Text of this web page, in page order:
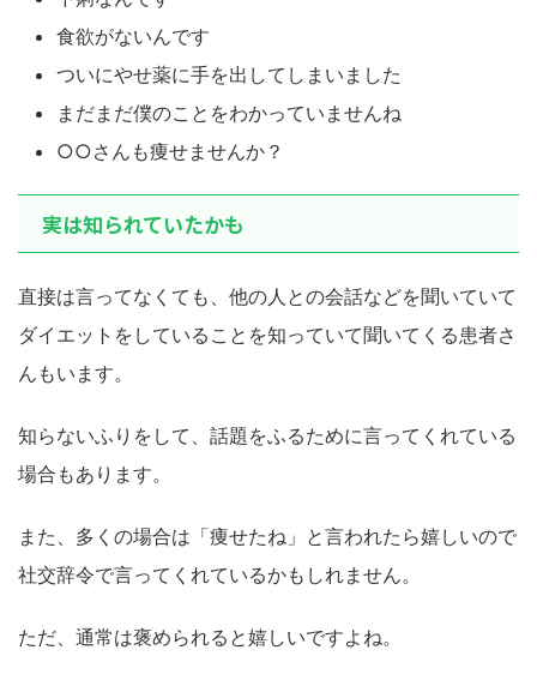
食欲がないんです
ついにやせ薬に手を出してしまいました
まだまだ僕のことをわかっていませんね
○○さんも痩せませんか？
実は知られていたかも
直接は言ってなくても、他の人との会話などを聞いていて
ダイエットをしていることを知っていて聞いてくる患者さ
んもいます。
知らないふりをして、話題をふるために言ってくれている
場合もあります。
また、多くの場合は「痩せたね」と言われたら嬉しいので
社交辞令で言ってくれているかもしれません。
ただ、通常は褒められると嬉しいですよね。